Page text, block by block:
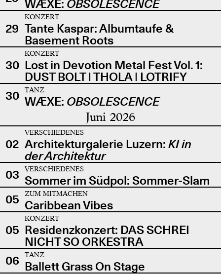
WÆXE: OBSOLESCENCE
29
KONZERT
Tante Kaspar: Albumtaufe &
Basement Roots
30
KONZERT
Lost in Devotion Metal Fest Vol. 1:
DUST BOLT | THOLA | LOTRIFY
30
TANZ
WÆXE: OBSOLESCENCE
Juni 2026
02
VERSCHIEDENES
Architekturgalerie Luzern: KI in
der Architektur
03
VERSCHIEDENES
Sommer im Südpol: Sommer-Slam
05
ZUM MITMACHEN
Caribbean Vibes
05
KONZERT
Residenzkonzert: DAS SCHREI
NICHT SO ORKESTRA
06
TANZ
Ballett Grass On Stage